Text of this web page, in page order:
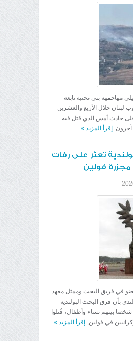
مهاجمهة بنى تحتية تابعة
لبنان خلال الأربع والعشرين
حادث أمس الذي قتل فيه
إقرأ المزيد »
تعثر على رفات
في فريق البحث وممثل معهد
بأن فرق البحث البولندية
اكتشفت رفات 243 شخصا بينهم نساء وأطفال، قُتلوا
في فولين. إقرأ المزيد »